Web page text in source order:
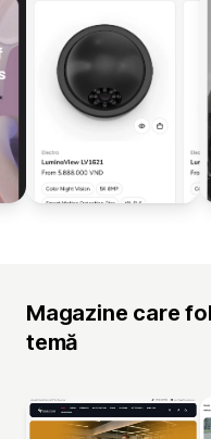
Magazine care
temă